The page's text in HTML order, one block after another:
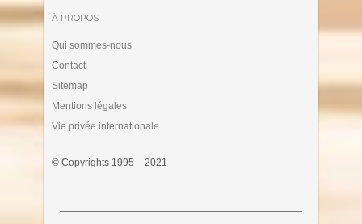
À PROPOS
Qui sommes-nous
Contact
Sitemap
Mentions légales
Vie privée internationale
© Copyrights 1995 – 2021